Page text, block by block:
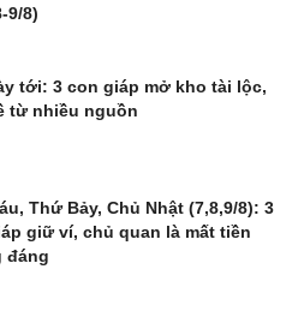
9/8)
tới: 3 con giáp mở kho tài lộc,
từ nhiều nguồn
Thứ Bảy, Chủ Nhật (7,8,9/8): 3
giữ ví, chủ quan là mất tiền
đáng